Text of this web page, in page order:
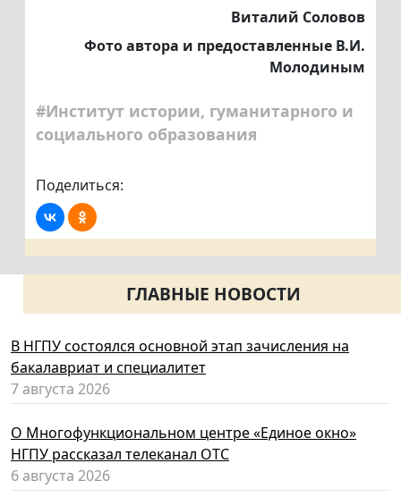
Виталий Соловов
Фото автора и предоставленные В.И.
Молодиным
#Институт истории, гуманитарного и
социального образования
Поделиться:
ГЛАВНЫЕ НОВОСТИ
В НГПУ состоялся основной этап зачисления на
бакалавриат и специалитет
7 августа 2026
О Многофункциональном центре «Единое окно»
НГПУ рассказал телеканал ОТС
6 августа 2026